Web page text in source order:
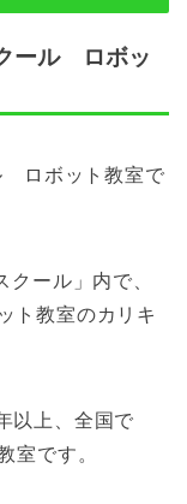
ール ロボッ
ロボット教室で
ール」内で、
ト教室のカリキ
以上、全国で
室です。